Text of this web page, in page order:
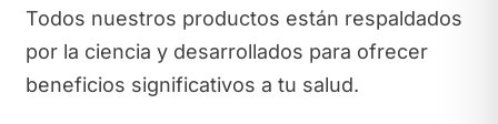
Todos nuestros productos están respaldados
por la ciencia y desarrollados para ofrecer
beneficios significativos a tu salud.